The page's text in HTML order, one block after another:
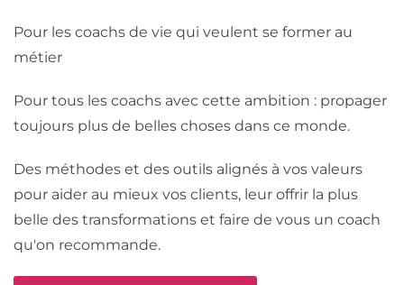
Pour les coachs de vie qui veulent se former au
métier
Pour tous les coachs avec cette ambition : propager
toujours plus de belles choses dans ce monde.
Des méthodes et des outils alignés à vos valeurs
pour aider au mieux vos clients, leur offrir la plus
belle des transformations et faire de vous un coach
qu'on recommande.